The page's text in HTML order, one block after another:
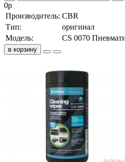
0р
Производитель: CBR
Тип:
оригинал
Модель:
CS 0070
в корзину